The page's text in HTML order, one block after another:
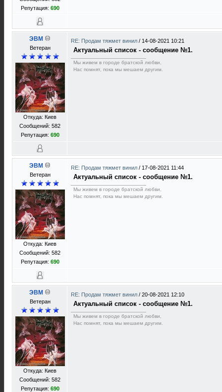
Репутация: 690
ЭВМ
Ветеран
Откуда: Киев
Сообщений: 582
Репутация: 690
RE: Продам тяжмет винил / 14-08-2021 10:21
Актуальный список - сообщение №1.
Мы живем в городе братской любви,
Нас помнят, пока мы мешаем другим.
ЭВМ
Ветеран
Откуда: Киев
Сообщений: 582
Репутация: 690
RE: Продам тяжмет винил / 17-08-2021 11:44
Актуальный список - сообщение №1.
Мы живем в городе братской любви,
Нас помнят, пока мы мешаем другим.
ЭВМ
Ветеран
Откуда: Киев
Сообщений: 582
Репутация: 690
RE: Продам тяжмет винил / 20-08-2021 12:10
Актуальный список - сообщение №1.
Мы живем в городе братской любви,
Нас помнят, пока мы мешаем другим.